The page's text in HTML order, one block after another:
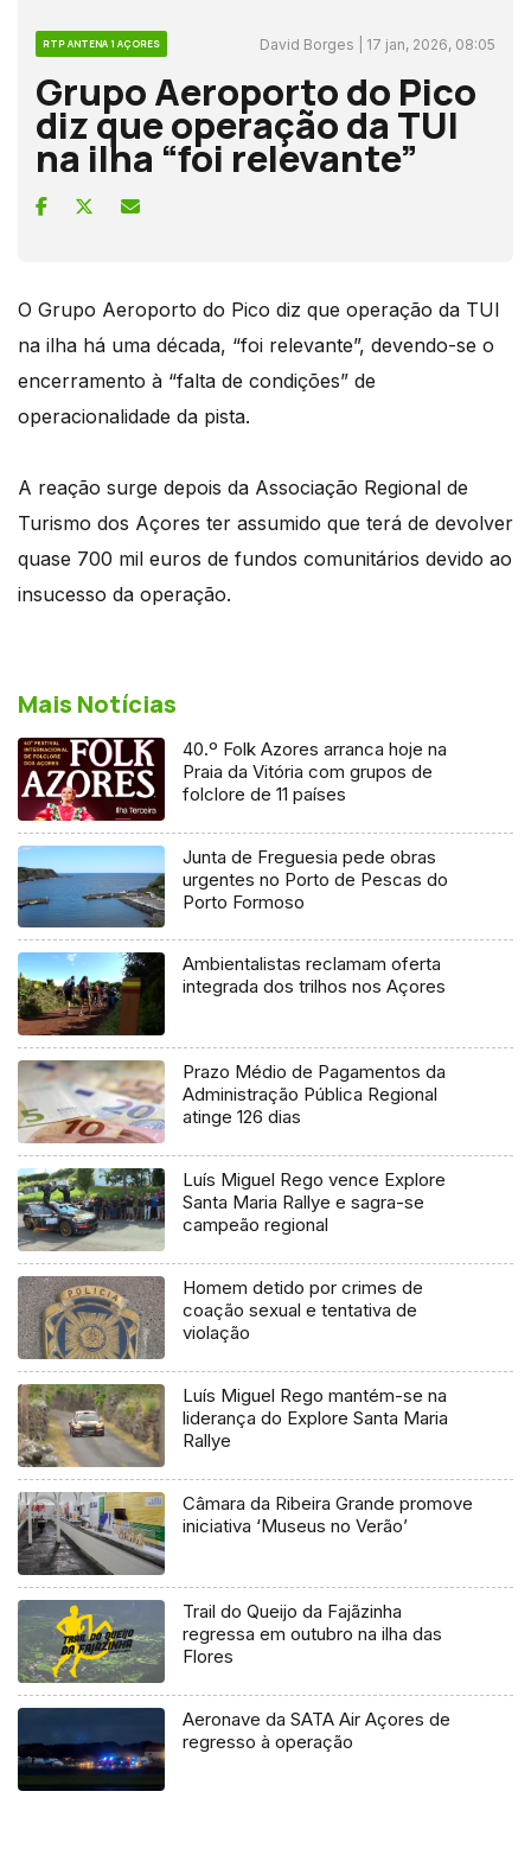
RTP ANTENA 1 AÇORES David Borges | 17 jan, 2026, 08:05
Grupo Aeroporto do Pico
diz que operação da TUI
na ilha “foi relevante”
O Grupo Aeroporto do Pico diz que operação da TUI
na ilha há uma década, “foi relevante”, devendo-se o
encerramento à “falta de condições” de
operacionalidade da pista.
A reação surge depois da Associação Regional de
Turismo dos Açores ter assumido que terá de devolver
quase 700 mil euros de fundos comunitários devido ao
insucesso da operação.
Mais Notícias
40.º Folk Azores arranca hoje na
Praia da Vitória com grupos de
folclore de 11 países
Junta de Freguesia pede obras
urgentes no Porto de Pescas do
Porto Formoso
Ambientalistas reclamam oferta
integrada dos trilhos nos Açores
Prazo Médio de Pagamentos da
Administração Pública Regional
atinge 126 dias
Luís Miguel Rego vence Explore
Santa Maria Rallye e sagra-se
campeão regional
Homem detido por crimes de
coação sexual e tentativa de
violação
Luís Miguel Rego mantém-se na
liderança do Explore Santa Maria
Rallye
Câmara da Ribeira Grande promove
iniciativa ‘Museus no Verão’
Trail do Queijo da Fajãzinha
regressa em outubro na ilha das
Flores
Aeronave da SATA Air Açores de
regresso à operação